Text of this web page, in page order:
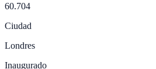
60.704
Ciudad
Londres
Inaugurado